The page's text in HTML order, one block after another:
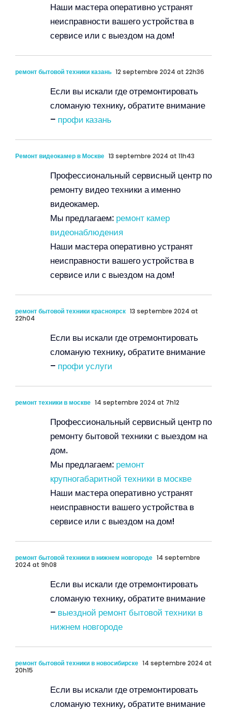
Наши мастера оперативно устранят
неисправности вашего устройства в
сервисе или с выездом на дом!
ремонт бытовой техники казань 12 septembre 2024 at 22h36
Если вы искали где отремонтировать
сломаную технику, обратите внимание
– профи казань
Ремонт видеокамер в Москве 13 septembre 2024 at 11h43
Профессиональный сервисный центр по
ремонту видео техники а именно
видеокамер.
Мы предлагаем: ремонт камер
видеонаблюдения
Наши мастера оперативно устранят
неисправности вашего устройства в
сервисе или с выездом на дом!
ремонт бытовой техники красноярск 13 septembre 2024 at
22h04
Если вы искали где отремонтировать
сломаную технику, обратите внимание
– профи услуги
ремонт техники в москве 14 septembre 2024 at 7h12
Профессиональный сервисный центр по
ремонту бытовой техники с выездом на
дом.
Мы предлагаем: ремонт
крупногабаритной техники в москве
Наши мастера оперативно устранят
неисправности вашего устройства в
сервисе или с выездом на дом!
ремонт бытовой техники в нижнем новгороде 14 septembre
2024 at 9h08
Если вы искали где отремонтировать
сломаную технику, обратите внимание
– выездной ремонт бытовой техники в
нижнем новгороде
ремонт бытовой техники в новосибирске 14 septembre 2024 at
20h15
Если вы искали где отремонтировать
сломаную технику, обратите внимание